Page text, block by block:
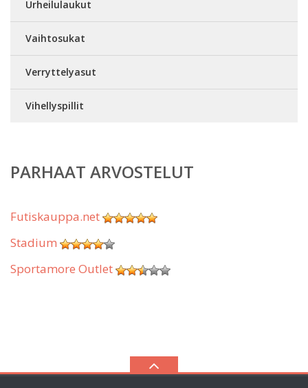
Urheilulaukut
Vaihtosukat
Verryttelyasut
Vihellyspillit
PARHAAT ARVOSTELUT
Futiskauppa.net
Stadium
Sportamore Outlet